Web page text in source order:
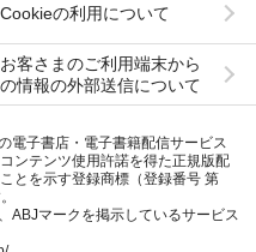
Cookieの利用について
お客さまのご利用端末から
の情報の外部送信について
電子書店・電子書籍配信サービス
ンテンツ使用許諾を得た正規版配
とを示す登録商標（登録番号 第
ABJマークを掲示しているサービス